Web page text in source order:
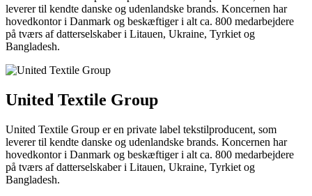
leverer til kendte danske og udenlandske brands. Koncernen har
hovedkontor i Danmark og beskæftiger i alt ca. 800 medarbejdere
på tværs af datterselskaber i Litauen, Ukraine, Tyrkiet og
Bangladesh.
United Textile Group
United Textile Group er en private label tekstilproducent, som
leverer til kendte danske og udenlandske brands. Koncernen har
hovedkontor i Danmark og beskæftiger i alt ca. 800 medarbejdere
på tværs af datterselskaber i Litauen, Ukraine, Tyrkiet og
Bangladesh.